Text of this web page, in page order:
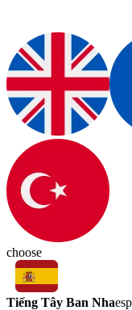
choose
Tiếng Tây Ban Nha